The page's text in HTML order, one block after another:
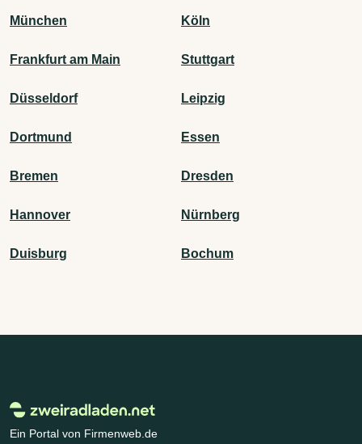
München Köln
Frankfurt am Main Stuttgart
Düsseldorf Leipzig
Dortmund Essen
Bremen Dresden
Hannover Nürnberg
Duisburg Bochum
Ein Portal von Firmenweb.de